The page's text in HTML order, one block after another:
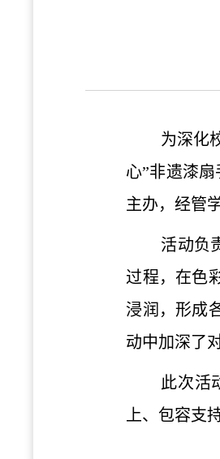
为深化
心”非遗漆
主办，经管
活动负
过程，在色
浸润，形成
动中加深了
此次活
上、包容支